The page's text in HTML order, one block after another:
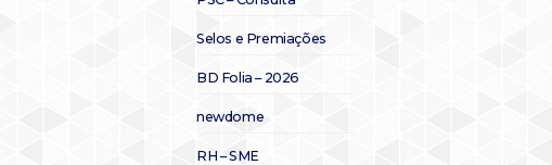
Selos e Premiações
BD Folia – 2026
newdome
RH – SME